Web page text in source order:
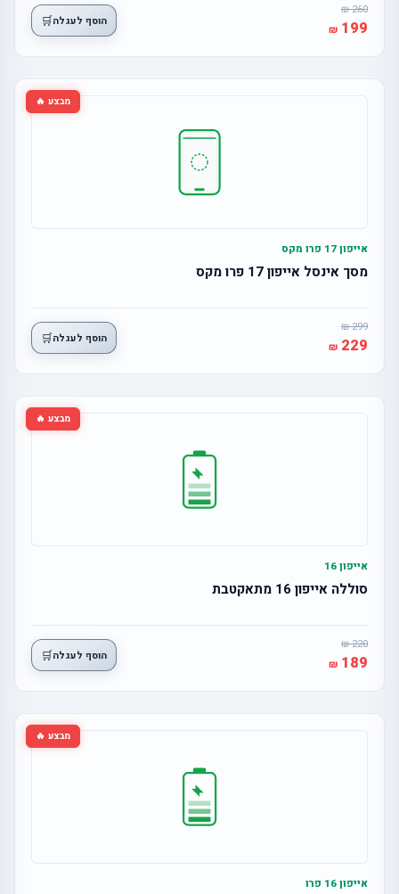
260
199 הוסף לעגלה🛒
מבצע 🔥
אייפון 17 פרו מקס
מסך אינסל אייפון 17 פרו מקס
299
229 הוסף לעגלה🛒
מבצע 🔥
אייפון 16
סוללה אייפון 16 מתאקטבת
220
189 הוסף לעגלה🛒
מבצע 🔥
אייפון 16 פרו